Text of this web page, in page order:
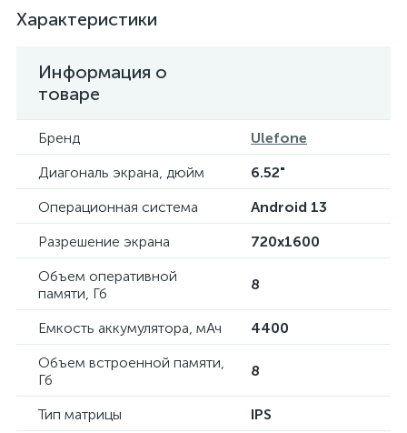
Характеристики
Информация о
товаре
Бренд
Ulefone
Диагональ экрана, дюйм
6.52"
Операционная система
Android 13
Разрешение экрана
720x1600
Объем оперативной
памяти, Гб
8
Емкость аккумулятора, мАч
4400
Объем встроенной памяти,
Гб
8
Тип матрицы IPS